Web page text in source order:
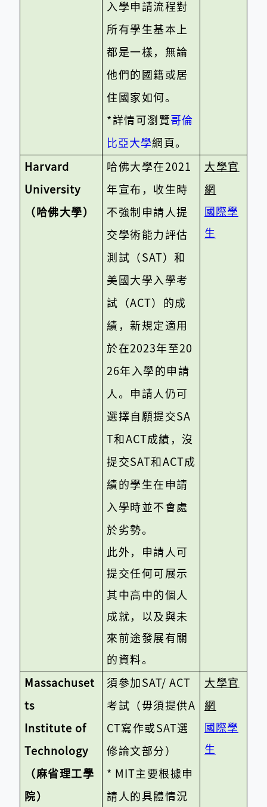
入學申請流程對
所有學生基本上
都是一樣，無論
他們的國籍或居
住國家如何。
*詳情可瀏覽哥倫
比亞大學網頁。
Harvard
University
（哈佛大學）
哈佛大學在 2021
年宣布，收生時
不強制申請人提
交學術能力評估
測試（ SAT）和
美國大學入學考
試（ACT）的成
績，新規定適用
於在2023年至20
26年入學的申請
人。申請人仍可
選擇自願提交SA
T和 ACT成績，沒
提交SAT和 ACT成
績的學生在申請
入學時並不會處
於劣勢。
此外，申請人可
提交任何可展示
其中高中的個人
成就，以及與未
來前途發展有關
的資料。
​大學官
網
國際學
生
Massachuset
ts
Institute of
Technology
（麻省理工學
院）
須參加 SAT/ ACT
考試（毋須提供A
CT寫作或 SAT選
修論文部分）
* MIT主要根據申
請人的具體情況
大學官
網
國際學
生